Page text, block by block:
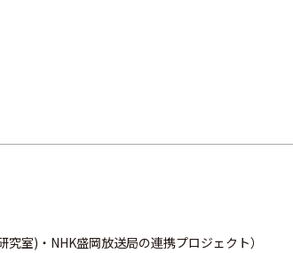
室)・NHK盛岡放送局の連携プロジェクト）